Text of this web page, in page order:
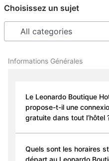
Choisissez un sujet
Informations Générales
Le Leonardo Boutique
propose-t-il une
gratuite dans tout l’hôtel
Quels sont les horaires